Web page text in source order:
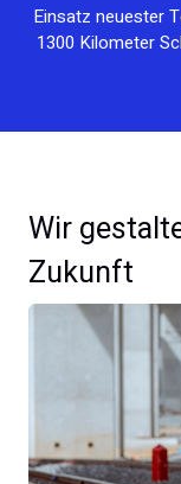
Einsatz neuester
1300 Kilometer
Wir
Zukunft